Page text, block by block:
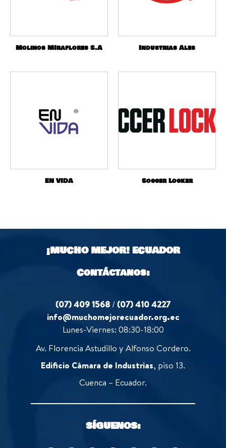
Molinos MIraflores S.A Industrias Ales
EN VIDA Soccer Locker
¡MUCHO MEJOR!ECUADOR
Contáctanos:
(07) 409 1568 /(07) 410 4227
info@muchomejorecuador.org.ec
Lunes-Viernes: 08:30-18:00
Av. Florencia Astudillo y Alfonso Cordero.
Edificio Cámara de Industrias, piso 13.
Cuenca – Ecuador.
SÍGUENOS: